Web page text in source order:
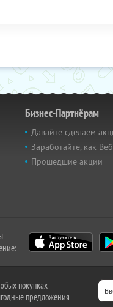
Бизнес-Партнёрам
Давайте сделаем
Заработайте, как
Прошедшие акции
покупках
предложения